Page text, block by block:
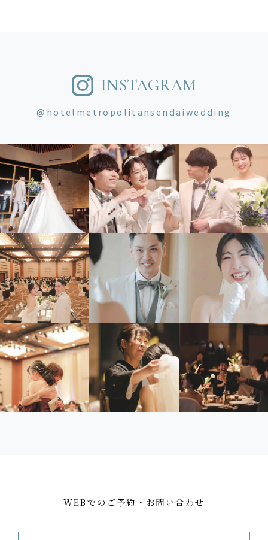
INSTAGRAM
@hotelmetropolitansendaiwedding
WEBでのご予約・お問い合わせ